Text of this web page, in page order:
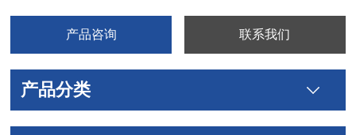
产品咨询 联系我们
产品分类